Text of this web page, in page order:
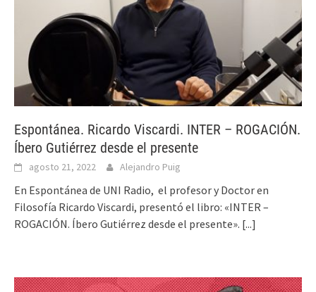
Espontánea. Ricardo Viscardi. INTER – ROGACIÓN.
Íbero Gutiérrez desde el presente
agosto 21, 2022 Alejandro Puig
En Espontánea de UNI Radio, el profesor y Doctor en
Filosofía Ricardo Viscardi, presentó el libro: «INTER –
ROGACIÓN. Íbero Gutiérrez desde el presente». [...]